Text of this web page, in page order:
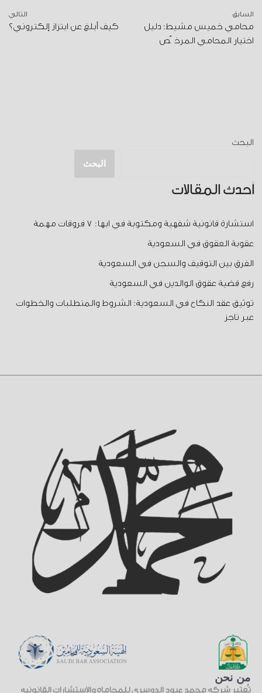
السابق
محامي خميس مشيط: دليل
اختيار المحامي المرخّص
التالي
كيف أبلغ عن ابتزاز إلكتروني؟
البحث
البحث
أحدث المقالات
استشارة قانونية شفهية ومكتوبة في ابها: 7 فروقات مهمة
عقوبة العقوق في السعودية
الفرق بين التوقيف والسجن في السعودية
رفع قضية عقوق الوالدين في السعودية
توثيق عقد النكاح في السعودية: الشروط والمتطلبات والخطوات
عبر ناجز
من نحن
تُعتبر شركة محمد عبود الدوسري للمحاماة والاستشارات القانونية